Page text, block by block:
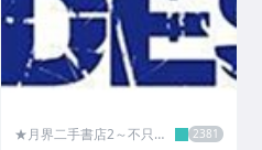
★月界二手書店2～不只是